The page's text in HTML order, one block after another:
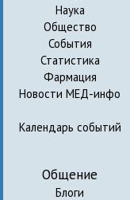
Наука
Общество
События
Статистика
Фармация
Новости МЕД-инфо
Календарь событий
Общение
Блоги